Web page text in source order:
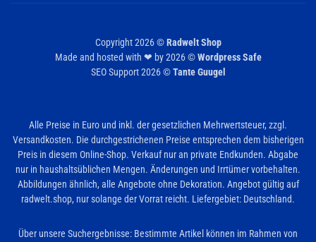
Copyright 2026 ©Radwelt Shop
Made and hosted with ❤ by 2026 ©Wordpress Safe
SEO Support 2026 ©Tante Guugel
Alle Preise in Euro und inkl. der gesetzlichen Mehrwertsteuer, zzgl.
Versandkosten. Die durchgestrichenen Preise entsprechen dem bisherigen
Preis in diesem Online-Shop. Verkauf nur an private Endkunden. Abgabe
nur in haushaltsüblichen Mengen. Änderungen und Irrtümer vorbehalten.
Abbildungen ähnlich, alle Angebote ohne Dekoration. Angebot gültig auf
radwelt.shop, nur solange der Vorrat reicht. Liefergebiet: Deutschland.
Über unsere Suchergebnisse: Bestimmte Artikel können im Rahmen von